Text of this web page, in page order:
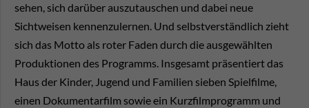
sehen, sich darüber auszutauschen und dabei neue
Sichtweisen kennenzulernen. Und selbstverständlich zieht
sich das Motto als roter Faden durch die ausgewählten
Produktionen des Programms. Insgesamt präsentiert das
Haus der Kinder, Jugend und Familien sieben Spielfilme,
einen Dokumentarfilm sowie ein Kurzfilmprogramm und